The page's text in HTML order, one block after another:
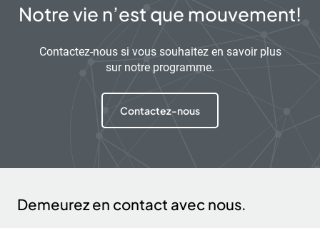
Notre vie n’est que mouvement!
Contactez-nous si vous souhaitez en savoir plus
sur notre programme.
Contactez-nous
Demeurez en contact avec nous.